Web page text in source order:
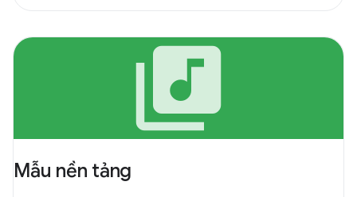
library_music
Mẫu nền tảng